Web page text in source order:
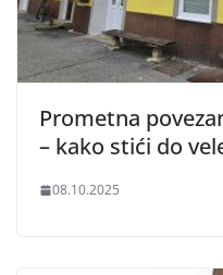
Prometna
– kako stići do
08.10.2025